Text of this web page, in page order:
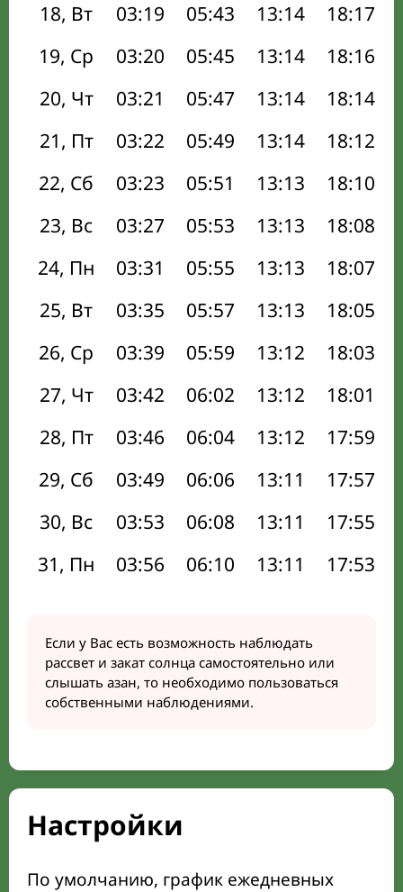
18, Вт
03:19 05:43 13:14 18:17
19, Ср
03:20 05:45 13:14 18:16
20, Чт
03:21 05:47 13:14 18:14
21, Пт
03:22 05:49 13:14 18:12
22, Сб
03:23 05:51 13:13 18:10
23, Вс
03:27 05:53 13:13 18:08
24, Пн
03:31 05:55 13:13 18:07
25, Вт
03:35 05:57 13:13 18:05
26, Ср
03:39 05:59 13:12 18:03
27, Чт
03:42 06:02 13:12 18:01
28, Пт
03:46 06:04 13:12 17:59
29, Сб
03:49 06:06 13:11 17:57
30, Вс
03:53 06:08 13:11 17:55
31, Пн
03:56 06:10 13:11 17:53
Если у Вас есть возможность наблюдать
рассвет и закат солнца самостоятельно или
слышать азан, то необходимо пользоваться
собственными наблюдениями.
Настройки
По умолчанию, график ежедневных